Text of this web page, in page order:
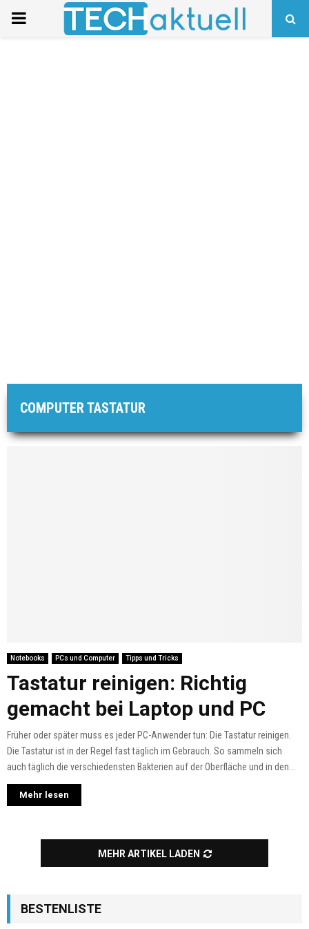
PRIMARY
COMPUTER TASTATUR
Notebooks PCs und Computer Tipps und Tricks
Tastatur reinigen: Richtig
gemacht bei Laptop und PC
Früher oder später muss es jeder PC-Anwender tun: Die Tastatur reinigen.
Die Tastatur ist in der Regel fast täglich im Gebrauch. So sammeln sich
auch täglich die verschiedensten Bakterien auf der Oberfläche und in den...
Mehr lesen
MEHR ARTIKEL LADEN
BESTENLISTE